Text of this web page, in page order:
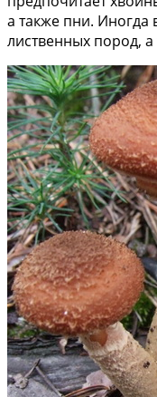
а также пни. Иногда
лиственных пород, а